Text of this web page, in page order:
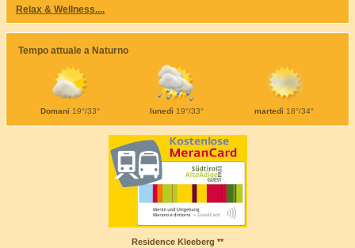
Relax & Wellness....
Tempo attuale a Naturno
Domani 19°/33° lunedì 19°/33° martedì 18°/34°
Residence Kleeberg **